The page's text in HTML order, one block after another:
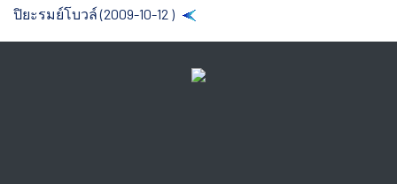
ปิยะรมย์โบวล์ (2009-10-12 )